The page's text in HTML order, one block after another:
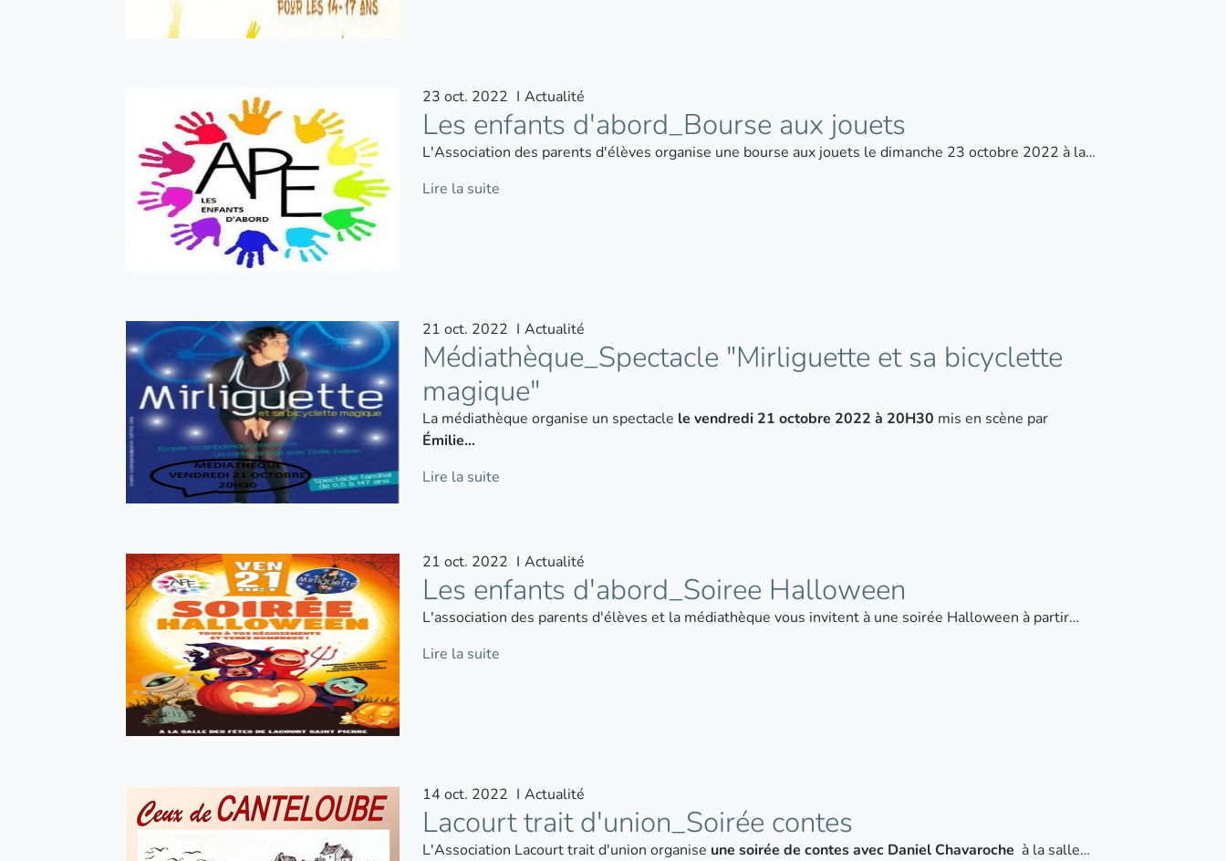
23 oct. 2022 I Actualité
Les enfants d'abord_Bourse aux jouets
L'Association des parents d'élèves organise une bourse aux jouets le dimanche 23 octobre 2022 à la…
Lire la suite
21 oct. 2022 I Actualité
Médiathèque_Spectacle "Mirliguette et sa bicyclette
magique"
La médiathèque organise un spectacle le vendredi 21 octobre 2022 à 20H30 mis en scène par
Émilie…
Lire la suite
21 oct. 2022 I Actualité
Les enfants d'abord_Soiree Halloween
L'association des parents d'élèves et la médiathèque vous invitent à une soirée Halloween à partir…
Lire la suite
14 oct. 2022 I Actualité
Lacourt trait d'union_Soirée contes
L'Association Lacourt trait d'union organise une soirée de contes avec Daniel Chavaroche à la salle…